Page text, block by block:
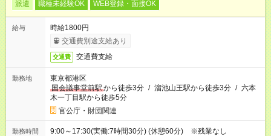
派遣 職種未経験OK WEB登録・面接OK
給与
時給1800円
交通費別途支給あり
交通費 交通費支給
勤務地
東京都港区
国会議事堂前駅から徒歩3分 / 溜池山王駅から徒歩3分 / 六本
木一丁目駅から徒歩5分
官公庁・財団関連
勤務時間 9:00～17:30(実働:7時間30分) (休憩60分) ※残業なし